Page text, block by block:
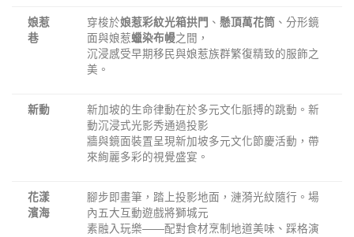
娘惹
巷
穿梭於娘惹彩紋光箱拱門 、 懸頂萬花筒 、分形鏡
面與娘惹蠟染布幔之間，
沉浸感受早期移民與娘惹族群繁復精致的服飾之
美。
新動
新加坡的生命律動在於多元文化脈搏的跳動。新
動沉浸式光影秀通過投影
牆與鏡面裝置呈現新加坡多元文化節慶活動，帶
來絢麗多彩的視覺盛宴。
花漾
濱海
腳步即畫筆，踏上投影地面，漣漪光紋隨行。場
內五大互動遊戲將獅城元
素融入玩樂——配對食材烹制地道美味、踩格演